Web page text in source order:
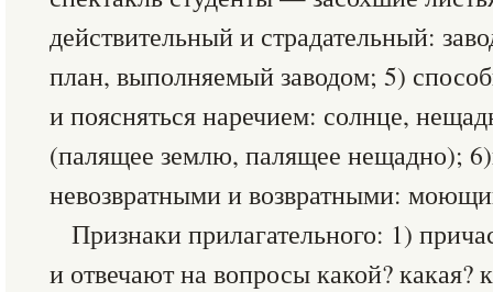
действительный и страдательный:
план, выполняемый заводом; 5)
и поясняться наречием: солнце,
(палящее землю, палящее нещадно);
невозвратными и возвратными:
Признаки прилагательного: 1)
и отвечают на вопросы какой? какая?